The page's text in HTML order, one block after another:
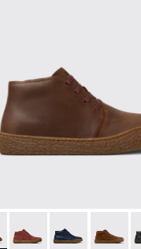
pour homme.
en cuir vert pour
007 001
- K300467-007
Peu Terreno -Peu Terreno -
Peu